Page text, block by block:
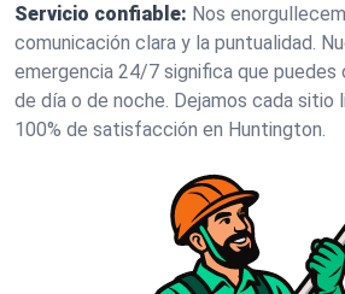
Servicio confiable: Nos
comunicación clara y la puntualidad.
emergencia 24/7 significa que
de día o de noche. Dejamos cada sitio
100% de satisfacción en Huntington.